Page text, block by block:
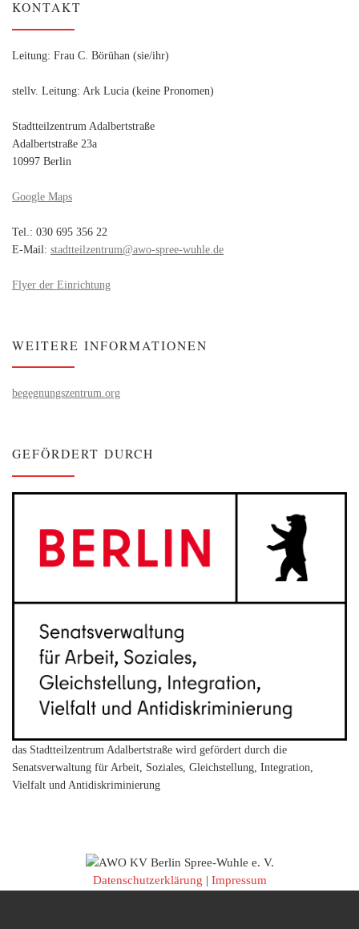
KONTAKT
Leitung: Frau C. Börühan (sie/ihr)
stellv. Leitung: Ark Lucia (keine Pronomen)
Stadtteilzentrum Adalbertstraße
Adalbertstraße 23a
10997 Berlin
Google Maps
Tel.: 030 695 356 22
E-Mail: stadtteilzentrum@awo-spree-wuhle.de
Flyer der Einrichtung
WEITERE INFORMATIONEN
begegnungszentrum.org
GEFÖRDERT DURCH
das Stadtteilzentrum Adalbertstraße wird gefördert durch die
Senatsverwaltung für Arbeit, Soziales, Gleichstellung, Integration,
Vielfalt und Antidiskriminierung
Datenschutzerklärung | Impressum